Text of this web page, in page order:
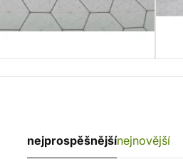
nejprospěšnějšínejnovější